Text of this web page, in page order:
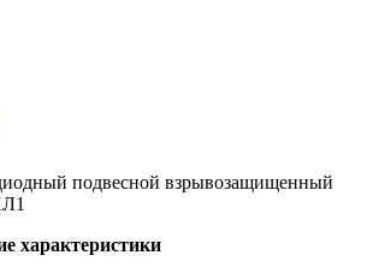
подвесной взрывозащищенный
характеристики